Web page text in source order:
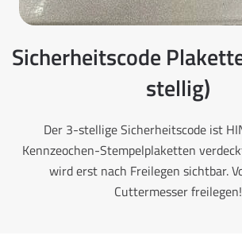
Sicherheitscode
stellig)
Der 3-stellige Sicherheitscode ist
Kennzeochen-Stempelplaketten
wird erst nach Freilegen sichtbar.
Cuttermesser freilegen!